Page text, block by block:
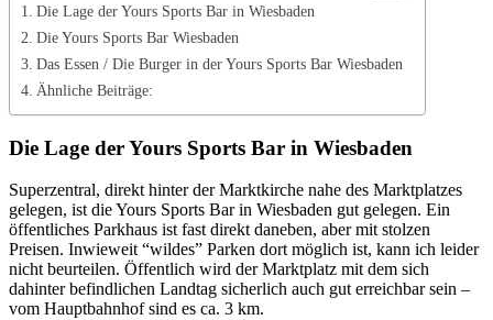
Die Lage der Yours Sports Bar in Wiesbaden
Die Yours Sports Bar Wiesbaden
Das Essen / Die Burger in der Yours Sports Bar Wiesbaden
Ähnliche Beiträge:
Die Lage der Yours Sports Bar in Wiesbaden
Superzentral, direkt hinter der Marktkirche nahe des Marktplatzes
gelegen, ist die Yours Sports Bar in Wiesbaden gut gelegen. Ein
öffentliches Parkhaus ist fast direkt daneben, aber mit stolzen
Preisen. Inwieweit “wildes” Parken dort möglich ist, kann ich leider
nicht beurteilen. Öffentlich wird der Marktplatz mit dem sich
dahinter befindlichen Landtag sicherlich auch gut erreichbar sein –
vom Hauptbahnhof sind es ca. 3 km.